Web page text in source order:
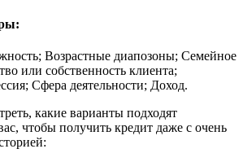
Возрастные диапозоны; Семейное
или собственность клиента;
Сфера деятельности; Доход.
какие варианты подходят
чтобы получить кредит даже с очень